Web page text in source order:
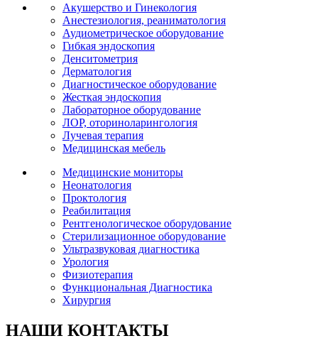
Акушерство и Гинекология
Анестезиология, реаниматология
Аудиометрическое оборудование
Гибкая эндоскопия
Денситометрия
Дерматология
Диагностическое оборудование
Жесткая эндоскопия
Лабораторное оборудование
ЛОР, оториноларингология
Лучевая терапия
Медицинская мебель
Медицинские мониторы
Неонатология
Проктология
Реабилитация
Рентгенологическое оборудование
Стерилизационное оборудование
Ультразвуковая диагностика
Урология
Физиотерапия
Функциональная Диагностика
Хирургия
НАШИ КОНТАКТЫ